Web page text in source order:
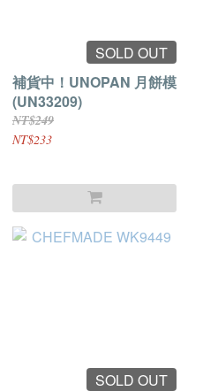
SOLD OUT
補貨中！UNOPAN 月餅模
(UN33209)
NT$249
NT$233
SOLD OUT